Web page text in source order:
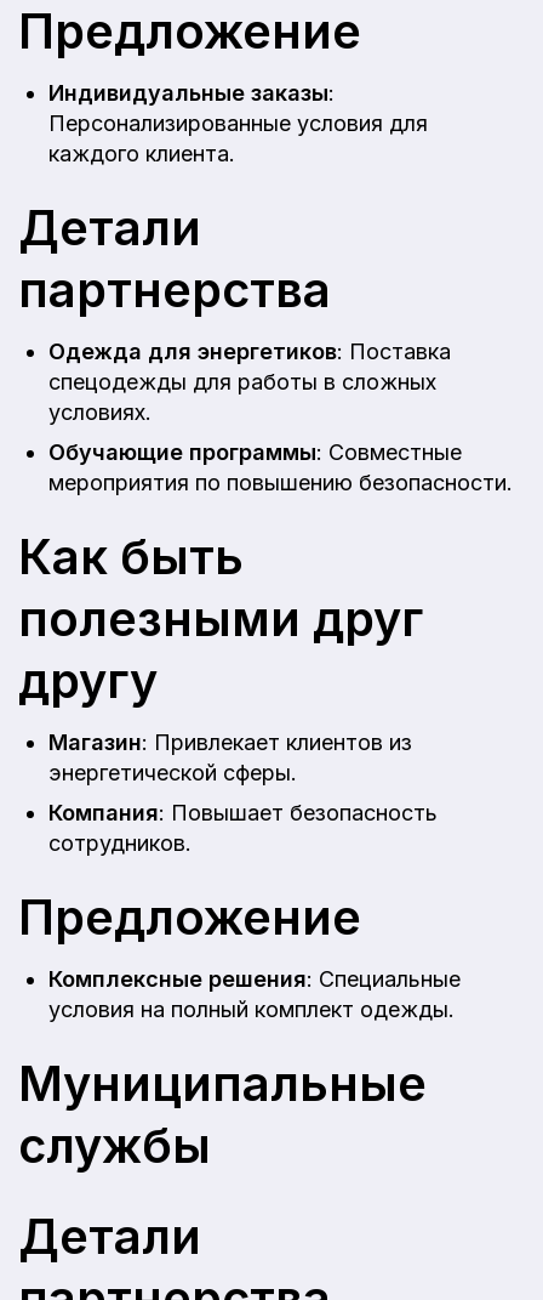
Предложение
Индивидуальные заказы:
Персонализированные условия для
каждого клиента.
Детали
партнерства
Одежда для энергетиков: Поставка
спецодежды для работы в сложных
условиях.
Обучающие программы: Совместные
мероприятия по повышению безопасности.
Как быть
полезными друг
другу
Магазин: Привлекает клиентов из
энергетической сферы.
Компания: Повышает безопасность
сотрудников.
Предложение
Комплексные решения: Специальные
условия на полный комплект одежды.
Муниципальные
службы
Детали